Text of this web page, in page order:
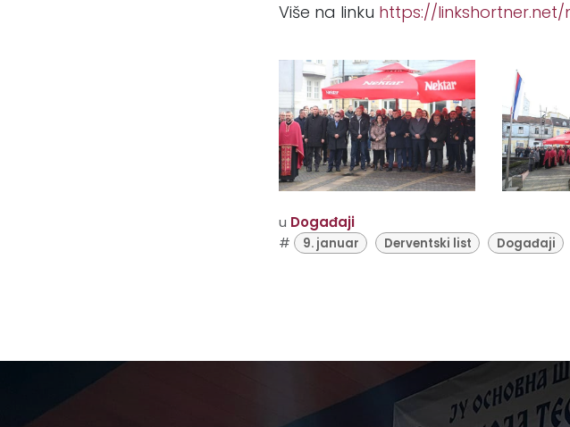
Više na linku https://linkshortner.net/
u Događaji
#
9. januar Derventski list Događaji